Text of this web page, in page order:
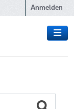
Anmelden